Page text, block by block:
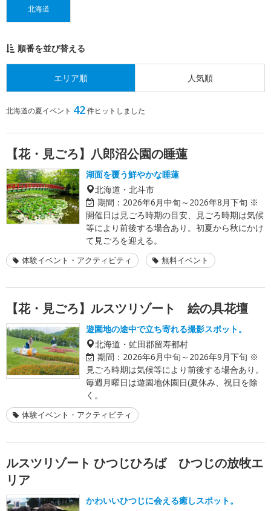
北海道
順番を並び替える
エリア順 人気順
北海道の夏イベント 42件ヒットしました
【花・見ごろ】八郎沼公園の睡蓮
湖面を覆う鮮やかな睡蓮
北海道・北斗市
期間： 2026年6月中旬～2026年8月下旬 ※
開催日は見ごろ時期の目安、見ごろ時期は気候
等により前後する場合あり。初夏から秋にかけ
て見ごろを迎える。
体験イベント・アクティビティ 無料イベント
【花・見ごろ】ルスツリゾート 絵の具花壇
遊園地の途中で立ち寄れる撮影スポット。
北海道・虻田郡留寿都村
期間： 2026年6月中旬～2026年9月下旬 ※
見ごろ時期は気候等により前後する場合あり。
毎週月曜日は遊園地休園日(夏休み、祝日を除
く。
体験イベント・アクティビティ
ルスツリゾート ひつじひろば ひつじの放牧エ
リア
かわいいひつじに会える癒しスポット。